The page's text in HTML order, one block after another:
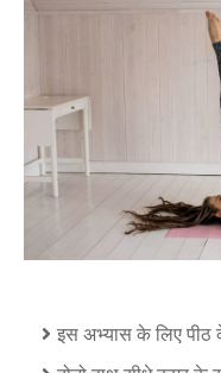
इस अभ्यास के लिए